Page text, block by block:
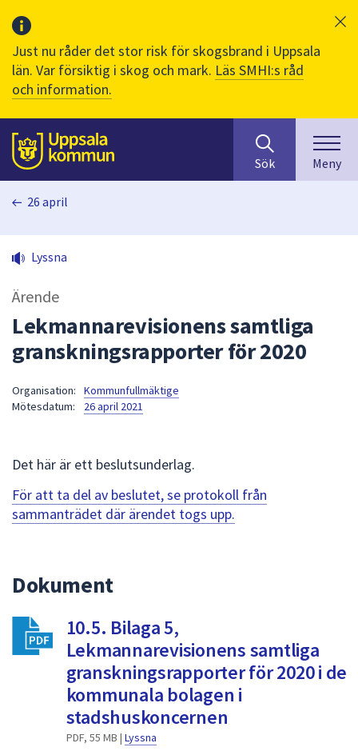
Just nu råder det stor risk för skogsbrand i Uppsala
län. Var försiktig i skog och mark. Läs SMHI:s råd
och information.
Till sidans
huvudinnehåll
efter
innehåll
på
sökfältet
kommer
sökförslag
för
att
navigera
att
välja
något
av
Sök Meny
26 april
Lyssna
Ärende
Lekmannarevisionens samtliga
granskningsrapporter för 2020
Organisation:
Kommunfullmäktige
Mötesdatum:
26 april 2021
Det här är ett beslutsunderlag.
För att ta del av beslutet, se protokoll från
sammanträdet där ärendet togs upp.
Dokument
10.5. Bilaga 5,
Lekmannarevisionens samtliga
granskningsrapporter för 2020 i de
kommunala bolagen i
stadshuskoncernen
PDF, 55 MB | Lyssna